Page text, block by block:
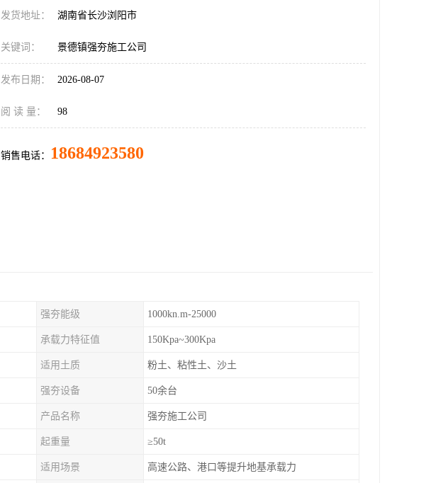
发货地址： 湖南省长沙浏阳市
关键词： 景德镇强夯施工公司
发布日期： 2026-08-07
阅 读 量： 98
销售电话： 18684923580
强夯能级 1000kn.m-25000
承载力特征值 150Kpa~300Kpa
适用土质 粉土、粘性土、沙土
强夯设备 50余台
产品名称 强夯施工公司
起重量 ≥50t
适用场景 高速公路、港口等提升地基承载力